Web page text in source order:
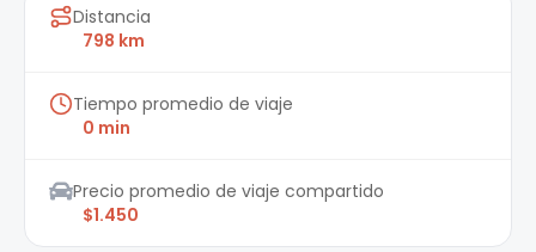
Distancia
798 km
Tiempo promedio de viaje
0 min
Precio promedio de viaje compartido
$1.450